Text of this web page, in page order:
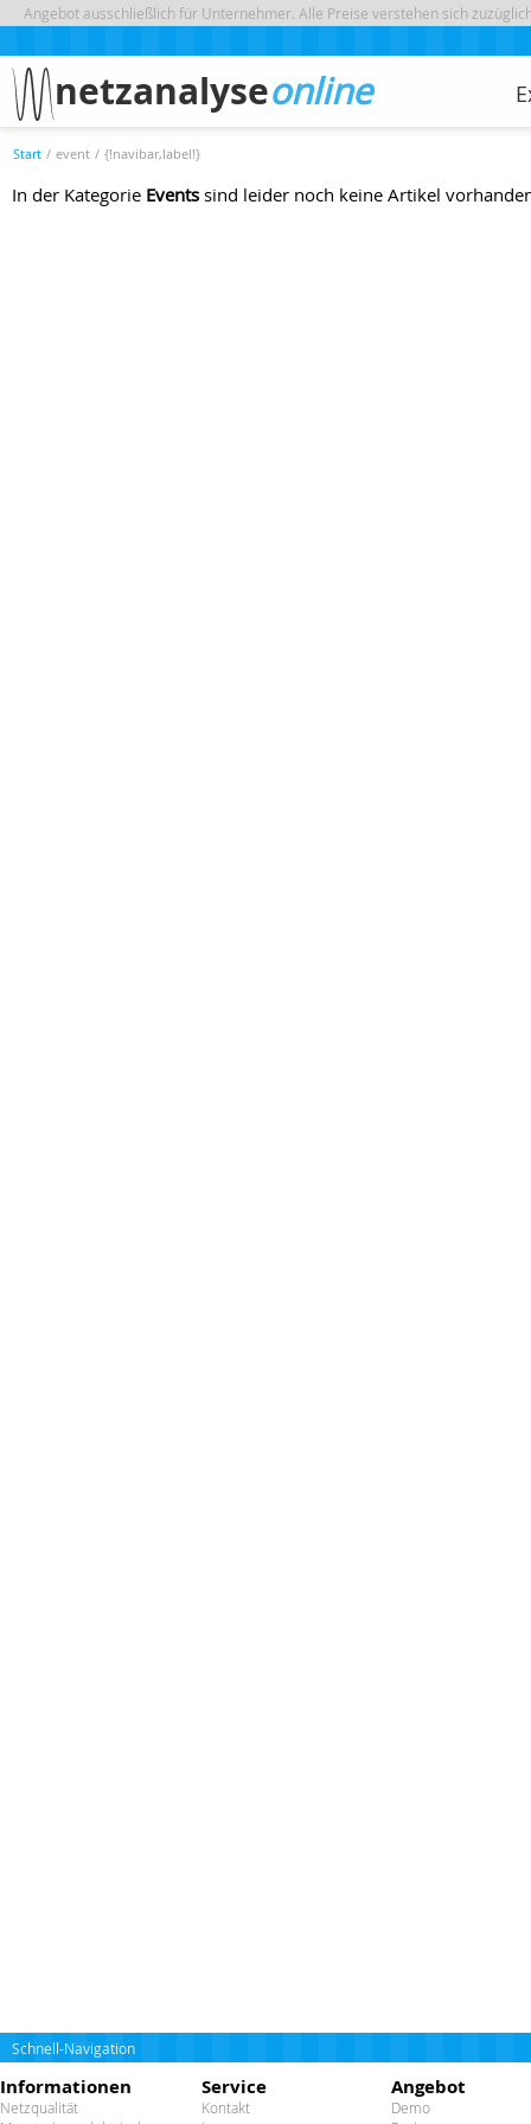
Angebot ausschließlich für Unternehmer. Alle Preise verstehen sich
netzanalyseonline
Start / event / {!navibar,label!}
In der Kategorie Events sind leider noch keine Artikel
Schnell-Navigation
Informationen
Netzqualität
Service
Kontakt
Angebot
Demo